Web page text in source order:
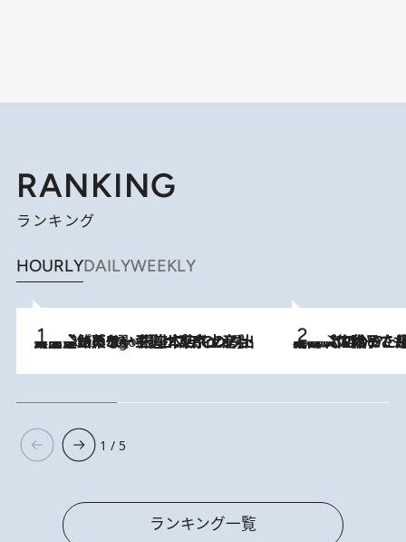
RANKING
ランキング
HOURLYDAILYWEEKLY
5 Hours Ago
【間違いのない王道・東京土産】資生堂パーラー 銀座本店でのみ出会える銘菓5選《極上プディング・濃厚チーズケーキ・ボンボンショコラほか》 2026.8.5
【阿川佐和子さんの年とる力】なぜ70代で始めた趣味は“こんなに楽しい”のか？ ピアノ、俳句…スランプに陥っても続けられる“ある秘訣”とは
1 / 5
ランキング一覧